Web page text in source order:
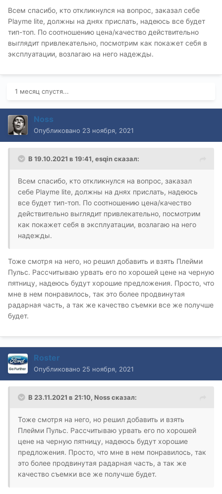
Всем спасибо, кто откликнулся на вопрос, заказал себе
Playme lite, должны на днях прислать, надеюсь все будет
тип-топ. По соотношению цена/качество действительно
выглядит привлекательно, посмотрим как покажет себя в
эксплуатации, возлагаю на него надежды.
1 месяц спустя...
Noss
Опубликовано 23 ноября, 2021
В 19.10.2021 в 19:41, esqinсказал:
Всем спасибо, кто откликнулся на вопрос, заказал
себе Playme lite, должны на днях прислать, надеюсь
все будет тип-топ. По соотношению цена/качество
действительно выглядит привлекательно, посмотрим
как покажет себя в эксплуатации, возлагаю на него
надежды.
Тоже смотря на него, но решил добавить и взять Плейми
Пульс. Рассчитываю урвать его по хорошей цене на черную
пятницу, надеюсь будут хорошие предложения. Просто, что
мне в нем понравилось, так это более продвинутая
радарная часть, а так же качество съемки все же получше
будет.
Roster
Опубликовано 25 ноября, 2021
В 23.11.2021 в 21:10, Nossсказал:
Тоже смотря на него, но решил добавить и взять
Плейми Пульс. Рассчитываю урвать его по хорошей
цене на черную пятницу, надеюсь будут хорошие
предложения. Просто, что мне в нем понравилось, так
это более продвинутая радарная часть, а так же
качество съемки все же получше будет.